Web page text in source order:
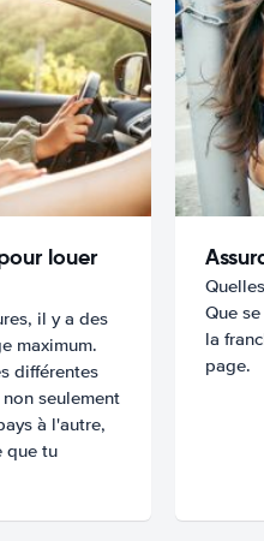
louer
il y a des
maximum.
différentes
seulement
à l'autre,
que tu
Que
la
page.